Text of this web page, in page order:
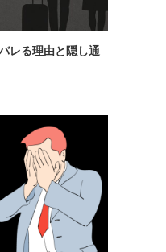
レる理由と隠し通